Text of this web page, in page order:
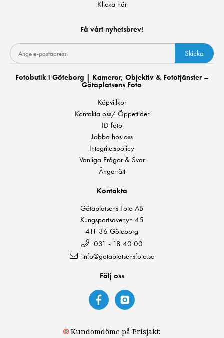
Klicka här
Få vårt nyhetsbrev!
Skicka
Fotobutik i Göteborg | Kameror, Objektiv & Fototjänster –
Götaplatsens Foto
Köpvillkor
Kontakta oss/ Öppettider
ID-foto
Jobba hos oss
Integritetspolicy
Vanliga Frågor & Svar
Ångerrätt
Kontakta
Götaplatsens Foto AB
Kungsportsavenyn 45
411 36 Göteborg
031 - 18 40 00
info@gotaplatsensfoto.se
Följ oss